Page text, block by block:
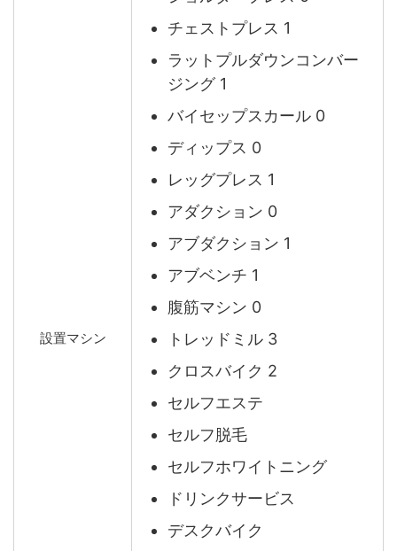
設置マシン
チェストプレス 1
ラットプルダウンコンバー
ジング 1
バイセップスカール 0
ディップス 0
レッグプレス 1
アダクション 0
アブダクション 1
アブベンチ 1
腹筋マシン 0
トレッドミル 3
クロスバイク 2
セルフエステ
セルフ脱毛
セルフホワイトニング
ドリンクサービス
デスクバイク